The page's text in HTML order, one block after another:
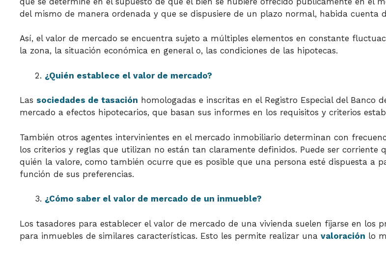
del mismo de manera ordenada y que se dispusiere de un plazo normal, habida cuenta
Así, el valor de mercado se encuentra sujeto a múltiples elementos en constante
la zona, la situación económica en general o, las condiciones de las hipotecas.
¿Quién establece el valor de mercado?
Las sociedades de tasación homologadas e inscritas en el Registro Especial del Banco
mercado a efectos hipotecarios, que basan sus informes en los requisitos y criterios
También otros agentes intervinientes en el mercado inmobiliario determinan con
los criterios y reglas que utilizan no están tan claramente definidos. Puede ser
quién la valore, como también ocurre que es posible que una persona esté dispuesta a
función de sus preferencias.
¿Cómo saber el valor de mercado de un inmueble?
Los tasadores para establecer el valor de mercado de una vivienda suelen fijarse en los
para inmuebles de similares características. Esto les permite realizar una valoración lo